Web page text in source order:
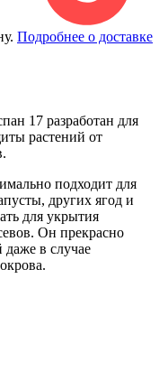
Подробнее о доставке
17 разработан для
растений от
подходит для
других ягод и
для укрытия
Он прекрасно
даже в случае